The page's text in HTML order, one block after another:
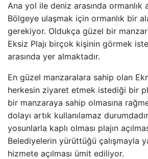
Ana yol ile deniz arasında ormanlık
Bölgeye ulaşmak için ormanlık bir
gerekiyor. Oldukça güzel bir
Eksiz Plajı birçok kişinin görmek
arasında yer almaktadır.
En güzel manzaralara sahip olan
herkesin ziyaret etmek istediği bir
bir manzaraya sahip olmasına
dolayı artık kullanılamaz
yosunlarla kaplı olması plajın
Belediyelerin yürüttüğü çalışmayla
hizmete açılması ümit ediliyor.